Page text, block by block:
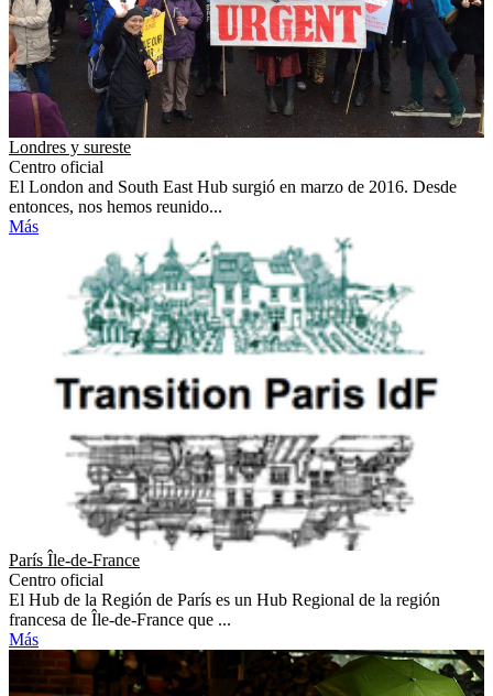
Londres y sureste
Centro oficial
El London and South East Hub surgió en marzo de 2016. Desde
entonces, nos hemos reunido...
Más
París Île-de-France
Centro oficial
El Hub de la Región de París es un Hub Regional de la región
francesa de Île-de-France que ...
Más